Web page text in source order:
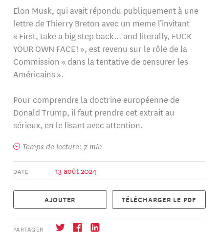
Elon Musk, qui avait répondu publiquement à une
lettre de Thierry Breton avec un meme l’invitant
« First, take a big step back... and literally, FUCK
YOUR OWN FACE ! », est revenu sur le rôle de la
Commission « dans la tentative de censurer les
Américains ».
Pour comprendre la doctrine européenne de
Donald Trump, il faut prendre cet extrait au
sérieux, en le lisant avec attention.
Temps de lecture: 7 min
DATE 13 août 2024
AJOUTER TÉLÉCHARGER LE PDF
PARTAGER